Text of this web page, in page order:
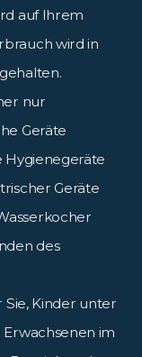
auf Ihrem
wird in
nur
Geräte
Hygienegeräte
Geräte
des
Sie, Kinder unter
im